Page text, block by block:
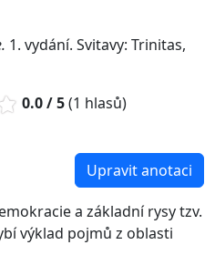
1. vydání. Svitavy: Trinitas,
0.0 / 5(1 hlasů)
Upravit anotaci
a základní rysy tzv.
výklad pojmů z oblasti